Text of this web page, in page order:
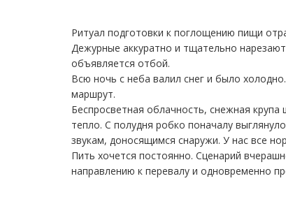
Ритуал подготовки к поглощению пищи
Дежурные аккуратно и тщательно
объявляется отбой.
Всю ночь с неба валил снег и было
маршрут.
Беспросветная облачность, снежная
тепло. С полудня робко поначалу
звукам, доносящимся снаружи. У нас все
Пить хочется постоянно. Сценарий
направлению к перевалу и одновременно